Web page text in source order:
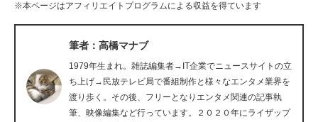
製造業のIT導入・活用を支援
モノづくり技術者専門サイト
エレクトロニクス専門サイト
電子設計の基本と応用
※本ページはアフィリエイトプログラムによる収益を得ています
筆者：高橋マナブ
1979年生まれ。雑誌編集者→IT企業でニュースサイトの立
ち上げ→民放テレビ局で番組制作と様々なエンタメ業界を
渡り歩く。その後、フリーとなりエンタメ関連の記事執
筆、映像編集など行っています。２０２０年にライザップ